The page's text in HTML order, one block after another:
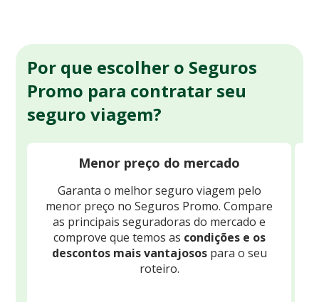
Por que escolher o Seguros
Promo para contratar seu
seguro viagem?
Menor preço do mercado
Garanta o melhor seguro viagem pelo
menor preço no Seguros Promo. Compare
as principais seguradoras do mercado e
comprove que temos as condições e os
descontos mais vantajosospara o seu
roteiro.